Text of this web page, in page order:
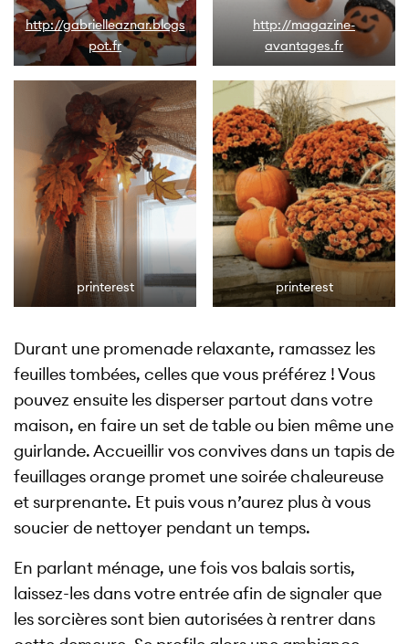
http://gabrielleaznar.blogs
pot.fr
http://magazine-
avantages.fr
printerest printerest
Durant une promenade relaxante, ramassez les
feuilles tombées, celles que vous préférez ! Vous
pouvez ensuite les disperser partout dans votre
maison, en faire un set de table ou bien même une
guirlande. Accueillir vos convives dans un tapis de
feuillages orange promet une soirée chaleureuse
et surprenante. Et puis vous n’aurez plus à vous
soucier de nettoyer pendant un temps.
En parlant ménage, une fois vos balais sortis,
laissez-les dans votre entrée afin de signaler que
les sorcières sont bien autorisées à rentrer dans